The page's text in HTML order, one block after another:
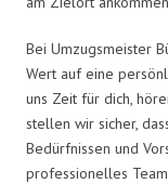
Bei Umzugsmeister
Wert auf eine
uns Zeit für dich,
stellen wir sicher,
Bedürfnissen und
professionelles